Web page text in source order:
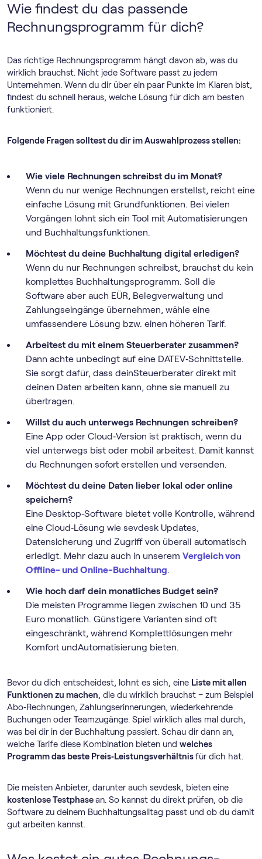
Wie findest du das passende
Rechnungs­programm für dich?
Das richtige Rechnungs­programm hängt davon ab, was du
wirklich brauchst. Nicht jede Software passt zu jedem
Unternehmen. Wenn du dir über ein paar Punkte im Klaren bist,
findest du schnell heraus, welche Lösung für dich am besten
funktioniert.
Folgende Fragen solltest du dir im Auswahlprozess stellen:
Wie viele Rechnungen schreibst du im Monat?
Wenn du nur wenige Rechnungen erstellst, reicht eine
einfache Lösung mit Grundfunktionen. Bei vielen
Vorgängen lohnt sich ein Tool mit Automatisierungen
und Buchhaltungsfunktionen.
Möchtest du deine Buchhaltung digital erledigen?
Wenn du nur Rechnungen schreibst, brauchst du kein
komplettes Buchhaltungsprogramm. Soll die
Software aber auch EÜR, Belegverwaltung und
Zahlungseingänge übernehmen, wähle eine
umfassendere Lösung bzw. einen höheren Tarif.
Arbeitest du mit einem Steuerberater zusammen?
Dann achte unbedingt auf eine DATEV‑Schnittstelle.
Sie sorgt dafür, dass deinSteuerberater direkt mit
deinen Daten arbeiten kann, ohne sie manuell zu
übertragen.
Willst du auch unterwegs Rechnungen schreiben?
Eine App oder Cloud‑Version ist praktisch, wenn du
viel unterwegs bist oder mobil arbeitest. Damit kannst
du Rechnungen sofort erstellen und versenden.
Möchtest du deine Daten lieber lokal oder online
speichern?
Eine Desktop‑Software bietet volle Kontrolle, während
eine Cloud‑Lösung wie sevdesk Updates,
Datensicherung und Zugriff von überall automatisch
erledigt. Mehr dazu auch in unserem Vergleich von
Offline- und Online-Buchhaltung.
Wie hoch darf dein monatliches Budget sein?
Die meisten Programme liegen zwischen 10 und 35
Euro monatlich. Günstigere Varianten sind oft
eingeschränkt, während Komplettlösungen mehr
Komfort undAutomatisierung bieten.
Bevor du dich entscheidest, lohnt es sich, eine Liste mit allen
Funktionen zu machen, die du wirklich brauchst – zum Beispiel
Abo‑Rechnungen, Zahlungserinnerungen, wiederkehrende
Buchungen oder Teamzugänge. Spiel wirklich alles mal durch,
was bei dir in der Buchhaltung passiert. Schau dir dann an,
welche Tarife diese Kombination bieten und welches
Programm das beste Preis‑Leistungsverhältnisfür dich hat.
Die meisten Anbieter, darunter auch sevdesk, bieten eine
kostenlose Testphasean. So kannst du direkt prüfen, ob die
Software zu deinem Buchhaltungsalltag passt und ob du damit
gut arbeiten kannst.